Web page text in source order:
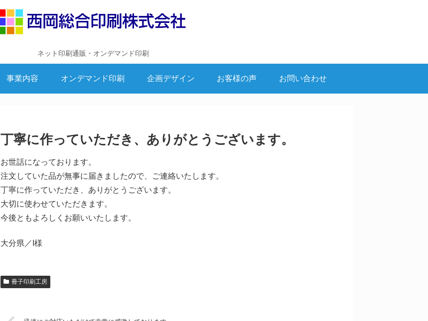
ネット印刷通販・オンデマンド印刷
事業内容 オンデマンド印刷 企画デザイン お客様の声 お問い合わせ
丁寧に作っていただき、ありがとうございます。
お世話になっております。
注文していた品が無事に届きましたので、ご連絡いたします。
丁寧に作っていただき、ありがとうございます。
大切に使わせていただきます。
今後ともよろしくお願いいたします。
大分県／I様
冊子印刷工房